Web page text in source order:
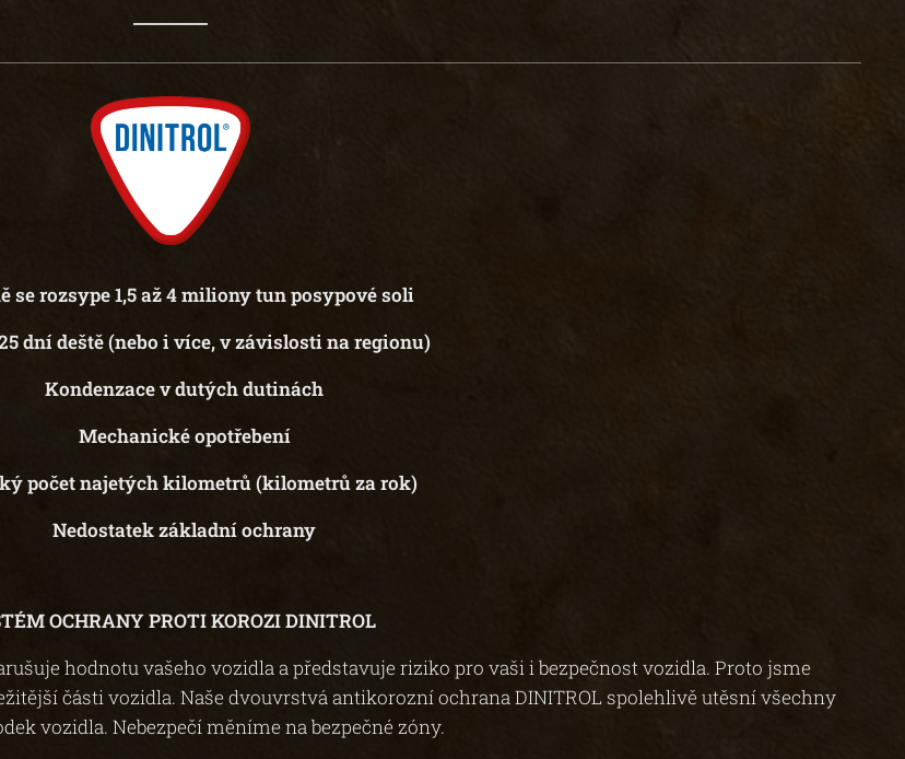
se rozsype 1,5 až 4 miliony tun posypové soli
dní deště (nebo i více, v závislosti na regionu)
▶︎ Kondenzace v dutých dutinách
▶︎ Mechanické opotřebení
počet najetých kilometrů (kilometrů za rok)
▶︎ Nedostatek základní ochrany
OCHRANY PROTI KOROZI DINITROL
hodnotu vašeho vozidla a představuje riziko pro vaši i bezpečnost vozidla. Proto jsme
části vozidla. Naše dvouvrstvá antikorozní ochrana DINITROL spolehlivě utěsní všechny
vozidla. Nebezpečí měníme na bezpečné zóny.